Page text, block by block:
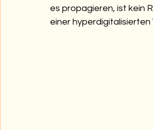
es propagieren, ist kein
einer hyperdigitalisierten